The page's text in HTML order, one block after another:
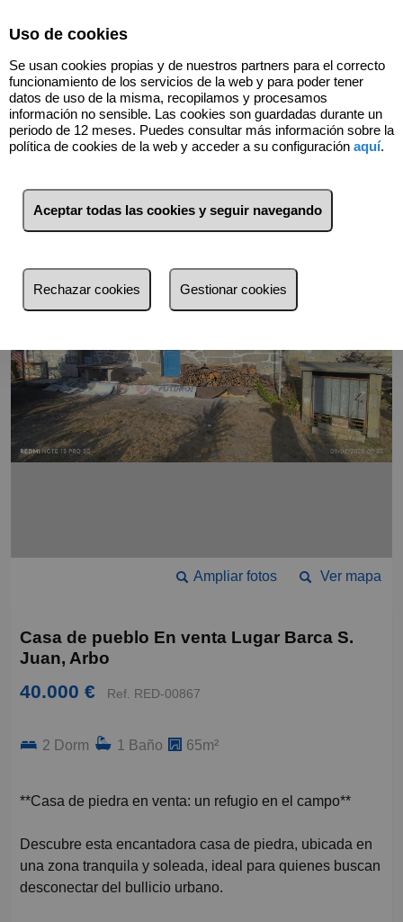
Volver
Ver mapa
Ampliar fotos
Casa de pueblo En venta Lugar Barca S.
Juan, Arbo
40.000 € Ref. RED-00867
2 Dorm 1 Baño 65m²
**Casa de piedra en venta: un refugio en el campo**
Descubre esta encantadora casa de piedra, ubicada en
una zona tranquila y soleada, ideal para quienes buscan
desconectar del bullicio urbano.
Uso de cookies
Se usan cookies propias y de nuestros partners para el correcto
funcionamiento de los servicios de la web y para poder tener
datos de uso de la misma, recopilamos y procesamos
información no sensible. Las cookies son guardadas durante un
periodo de 12 meses. Puedes consultar más información sobre la
política de cookies de la web y acceder a su configuración aquí.
Aceptar todas las cookies y seguir navegando
Rechazar cookies Gestionar cookies